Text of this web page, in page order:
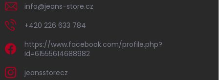
info@jeans-store.cz
+420 226 633 784
https://www.facebook.com/profile.php?
id=61555614688982
jeansstorecz